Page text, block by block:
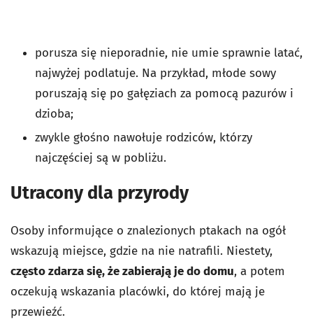
porusza się nieporadnie, nie umie sprawnie latać,
najwyżej podlatuje. Na przykład, młode sowy
poruszają się po gałęziach za pomocą pazurów i
dzioba;
zwykle głośno nawołuje rodziców, którzy
najczęściej są w pobliżu.
Utracony dla przyrody
Osoby informujące o znalezionych ptakach na ogół
wskazują miejsce, gdzie na nie natrafili. Niestety,
często zdarza się, że zabierają je do domu, a potem
oczekują wskazania placówki, do której mają je
przewieźć.